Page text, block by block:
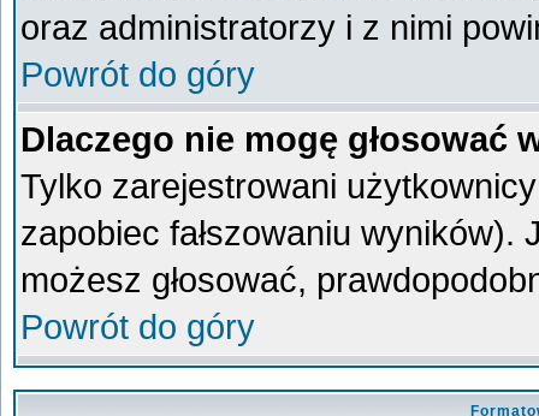
oraz administratorzy i z nimi
Powrót do góry
Dlaczego nie mogę głosować
Tylko zarejestrowani
zapobiec fałszowaniu wyników).
możesz głosować,
Powrót do góry